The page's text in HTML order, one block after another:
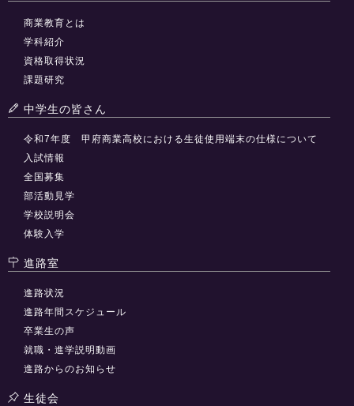
商業教育とは
学科紹介
資格取得状況
課題研究
中学生の皆さん
令和7年度 甲府商業高校における生徒使用端末の仕様について
入試情報
全国募集
部活動見学
学校説明会
体験入学
進路室
進路状況
進路年間スケジュール
卒業生の声
就職・進学説明動画
進路からのお知らせ
生徒会